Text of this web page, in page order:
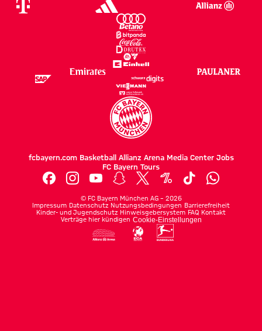
fcbayern.com Basketball Allianz Arena Media Center Jobs
FC Bayern Tours
© FC Bayern München AG – 2026
Impressum Datenschutz Nutzungsbedingungen Barrierefreiheit
Kinder- und Jugendschutz Hinweisgebersystem FAQ Kontakt
Verträge hier kündigen Cookie-Einstellungen